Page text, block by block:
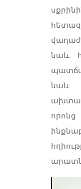
նաև
նաև